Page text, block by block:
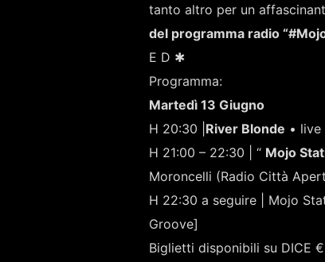
tanto altro per un
del programma radio
E D ✱
Programma:
Martedì 13 Giugno
H 20:30 | River Blonde • live
H 21:00 – 22:30 | “ Mojo
Moroncelli (Radio Città
H 22:30 a seguire | Mojo
Groove]
Biglietti disponibili su DICE